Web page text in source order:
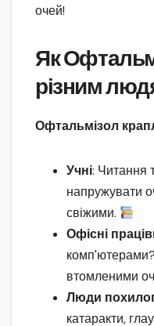
очей!
Як
різним
Офтальмізол
Учні: Читання
напружувати
свіжими.
Офісні
втомленими
Люди
катаракти,